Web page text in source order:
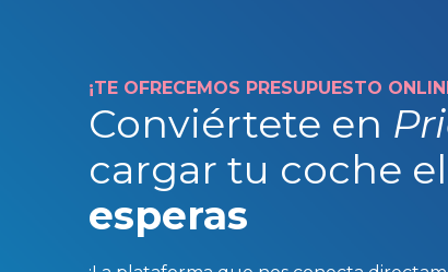
¡TE OFRECEMOS PRESUPUESTO
Conviértete en
cargar tu coche
esperas